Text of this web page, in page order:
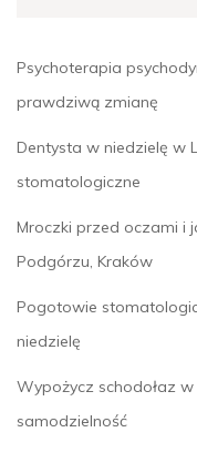
Psychoterapia
prawdziwą zmianę
Dentysta w niedzielę w
stomatologiczne
Mroczki przed oczami i
Podgórzu, Kraków
Pogotowie
niedzielę
Wypożycz schodołaz
samodzielność